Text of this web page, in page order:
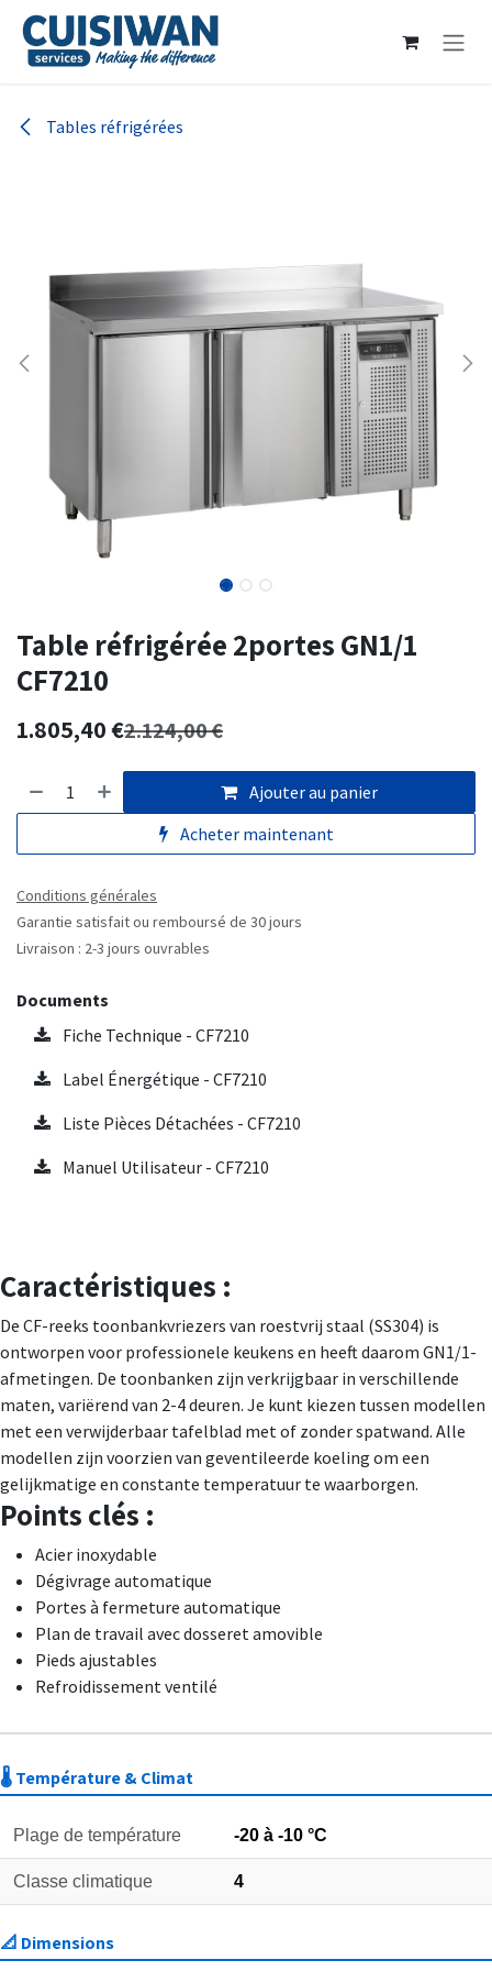
Se rendre au contenu
Tables réfrigérées
Table réfrigérée 2portes GN1/1
CF7210
1.805,40€2.124,00€
Ajouter au panier
Acheter maintenant
Conditions générales
Garantie satisfait ou remboursé de 30 jours
Livraison : 2-3 jours ouvrables
Documents
Fiche Technique - CF7210
Label Énergétique - CF7210
Liste Pièces Détachées - CF7210
Manuel Utilisateur - CF7210
Caractéristiques :
De CF-reeks toonbankvriezers van roestvrij staal (SS304) is
ontworpen voor professionele keukens en heeft daarom GN1/1-
afmetingen. De toonbanken zijn verkrijgbaar in verschillende
maten, variërend van 2-4 deuren. Je kunt kiezen tussen modellen
met een verwijderbaar tafelblad met of zonder spatwand. Alle
modellen zijn voorzien van geventileerde koeling om een
gelijkmatige en constante temperatuur te waarborgen.
Points clés :
Acier inoxydable
Dégivrage automatique
Portes à fermeture automatique
Plan de travail avec dosseret amovible
Pieds ajustables
Refroidissement ventilé
🌡️ Température & Climat
Plage de température -20 à -10 °C
Classe climatique 4
📐 Dimensions